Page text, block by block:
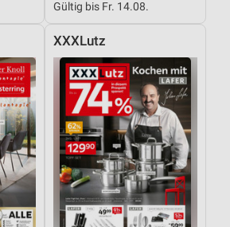
Gültig bis Fr. 14.08.
XXXLutz